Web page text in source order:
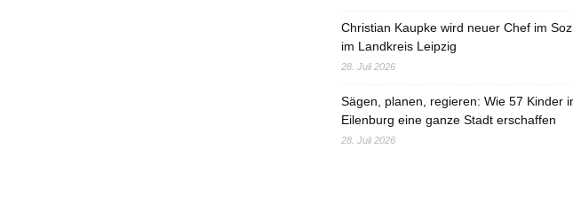
Christian Kaupke wird neuer Chef im
im Landkreis Leipzig
28. Juli 2026
Sägen, planen, regieren: Wie 57 Kinder
Eilenburg eine ganze Stadt erschaffen
28. Juli 2026